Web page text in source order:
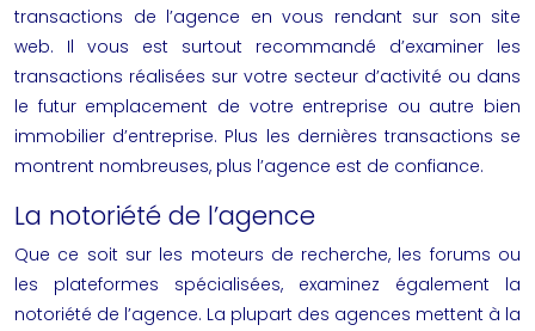
transactions de l’agence en vous rendant sur son site
web. Il vous est surtout recommandé d’examiner les
transactions réalisées sur votre secteur d’activité ou dans
le futur emplacement de votre entreprise ou autre bien
immobilier d’entreprise. Plus les dernières transactions se
montrent nombreuses, plus l’agence est de confiance.
La notoriété de l’agence
Que ce soit sur les moteurs de recherche, les forums ou
les plateformes spécialisées, examinez également la
notoriété de l’agence. La plupart des agences mettent à la